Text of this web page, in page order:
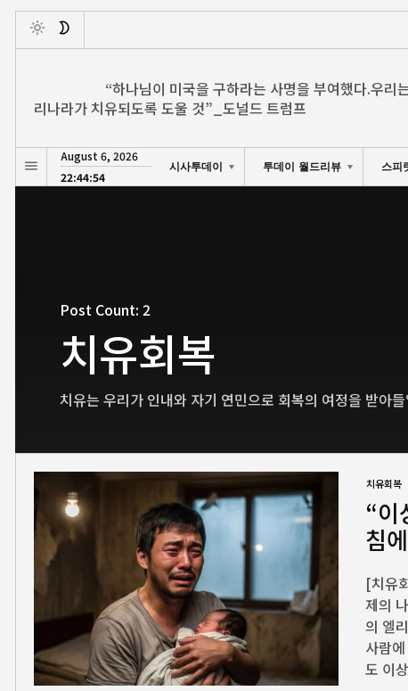
Toggle
“하나님이 미국을 구하라는 사명을 부여했다.우리
리나라가 치유되도록 도울 것”_도널드 트럼프
August 6, 2026
22:44:55
시사투데이 투데이 월드리뷰 스피
Post Count: 2
치유회복
치유는 우리가 인내와 자기 연민으로 회복의 여정을 받아
치유회복
“이
침에
[치유
제의
의 엘
사람
도 이